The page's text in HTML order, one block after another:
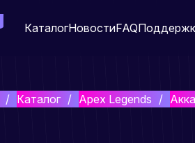
КаталогНовостиFAQ
Каталог Apex Legends